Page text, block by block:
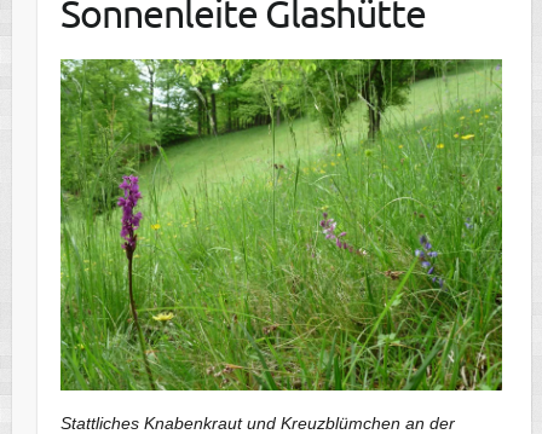
Sonnenleite Glashütte
Stattliches Knabenkraut und Kreuzblümchen an der